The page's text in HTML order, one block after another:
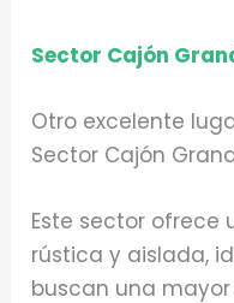
Sector Cajón
Otro excelente
Sector Cajón
Este sector ofrece
rústica y aislada,
buscan una